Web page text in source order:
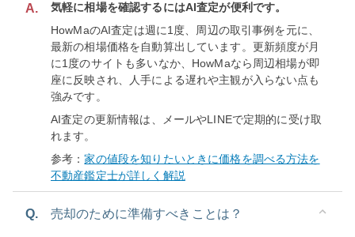
A.
気軽に相場を確認するにはAI査定が便利です。
HowMaのAI査定は週に1度、周辺の取引事例を元に、
最新の相場価格を自動算出しています。更新頻度が月
に1度のサイトも多いなか、HowMaなら周辺相場が即
座に反映され、人手による遅れや主観が入らない点も
強みです。
AI査定の更新情報は、メールやLINEで定期的に受け取
れます。
参考：家の値段を知りたいときに価格を調べる方法を
不動産鑑定士が詳しく解説
Q. 売却のために準備すべきことは？